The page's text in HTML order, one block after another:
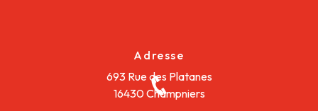
Adresse
693 Rue des Platanes
16430 Champniers